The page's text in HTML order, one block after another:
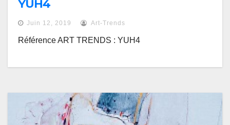
YUH4
Juin 12, 2019 Art-Trends
Référence ART TRENDS : YUH4